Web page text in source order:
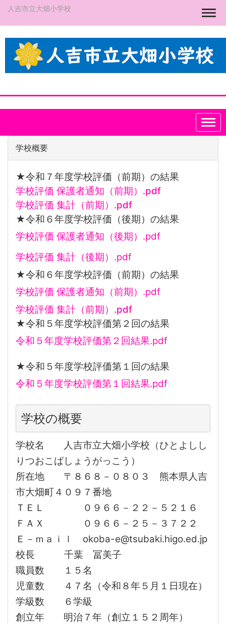
人吉市立大畑小学校
学校概要
★令和７ 年度学校評価（前期）の結果
学校評価 保護者通知（前期）.pdf
学校評価 集計（前期）.pdf
★令和６年度学校評価（後期）の結果
学校評価 保護者通知（後期）.pdf
学校評価 集計（後期）.pdf
★令和６年度学校評価（前期）の結果
学校評価 保護者通知（前期）.pdf
学校評価 集計（前期）.pdf
★令和５年度学校評価第２回の結果
令和５年度学校評価第２回結果.pdf
★令和５年度学校評価第１回の結果
令和５年度学校評価第１回結果.pdf
学校の概要
学校名 人吉市立大畑小学校（ひとよしし
りつおこばしょうがっこう）
所在地 〒８６８－０８０３ 熊本県人吉
市大畑町４０９７番地
ＴＥＬ ０９６６－２２－５２１６
ＦＡＸ ０９６６－２５－３７２２
Ｅ－ｍａｉｌ okoba-e@tsubaki.higo.ed.jp
校長 千葉 冨美子
職員数 １５名
児童数 ４７ 名（令和８年５月１日現在）
学級数 ６学級
創立年 明治７年（創立１５２周年）